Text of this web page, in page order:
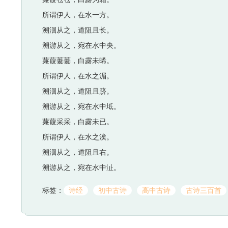
所谓伊人，在水一方。
溯洄从之，道阻且长。
溯游从之，宛在水中央。
蒹葭萋萋，白露未晞。
所谓伊人，在水之湄。
溯洄从之，道阻且跻。
溯游从之，宛在水中坻。
蒹葭采采，白露未已。
所谓伊人，在水之涘。
溯洄从之，道阻且右。
溯游从之，宛在水中沚。
标签： 诗经 初中古诗 高中古诗 古诗三百首